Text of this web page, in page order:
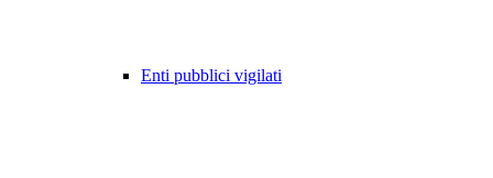
Enti pubblici vigilati